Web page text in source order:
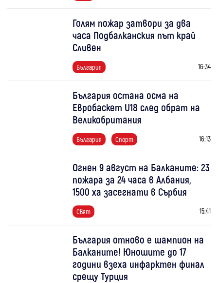
Голям пожар затвори за два
часа Подбалканския път край
Сливен
България 16:34
България остана осма на
Евробаскет U18 след обрат на
Великобритания
България Спорт 16:13
Огнен 9 август на Балканите: 23
пожара за 24 часа в Албания,
1500 ха засегнати в Сърбия
Свят 15:41
България отново е шампион на
Балканите! Юношите до 17
години взеха инфарктен финал
срещу Турция